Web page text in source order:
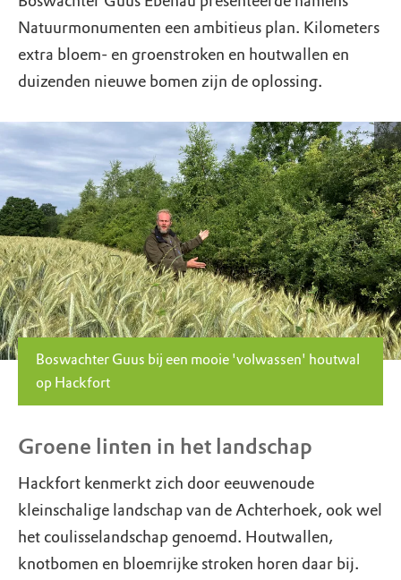
Natuurmonumenten een ambitieus plan. Kilometers
extra bloem- en groenstroken en houtwallen en
duizenden nieuwe bomen zijn de oplossing.
Boswachter Guus bij een mooie 'volwassen' houtwal
op Hackfort
Groene linten in het landschap
Hackfort kenmerkt zich door eeuwenoude
kleinschalige landschap van de Achterhoek, ook wel
het coulisselandschap genoemd. Houtwallen,
knotbomen en bloemrijke stroken horen daar bij.